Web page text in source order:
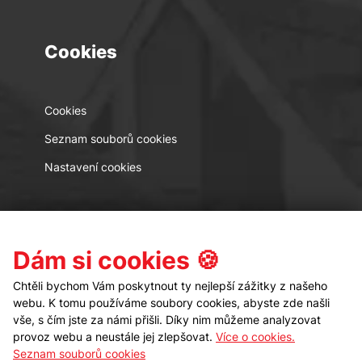
Cookies
Cookies
Seznam souborů cookies
Nastavení cookies
Kontakt Sledujte nás
Dám si cookies 🍪
Chtěli bychom Vám poskytnout ty nejlepší zážitky z našeho
webu. K tomu používáme soubory cookies, abyste zde našli
vše, s čím jste za námi přišli. Díky nim můžeme analyzovat
provoz webu a neustále jej zlepšovat. Více o cookies.
Seznam souborů cookies